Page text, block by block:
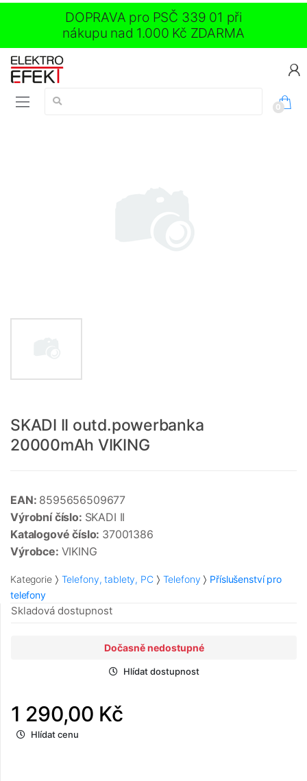
DOPRAVA pro PSČ 339 01 při
nákupu nad 1.000 Kč ZDARMA
Vyhledávání:
0
SKADI II outd.powerbanka
20000mAh VIKING
EAN: 8595656509677
Výrobní číslo: SKADI II
Katalogové číslo: 37001386
Výrobce: VIKING
Kategorie Telefony, tablety, PC Telefony
Příslušenství pro
telefony
Skladová dostupnost
Dočasně nedostupné
Hlídat dostupnost
1 290,00 Kč
Hlídat cenu